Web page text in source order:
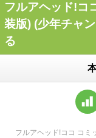
フルアヘッド!コ
装版) (少年チャ
る
フルアヘッド!ココ コミ